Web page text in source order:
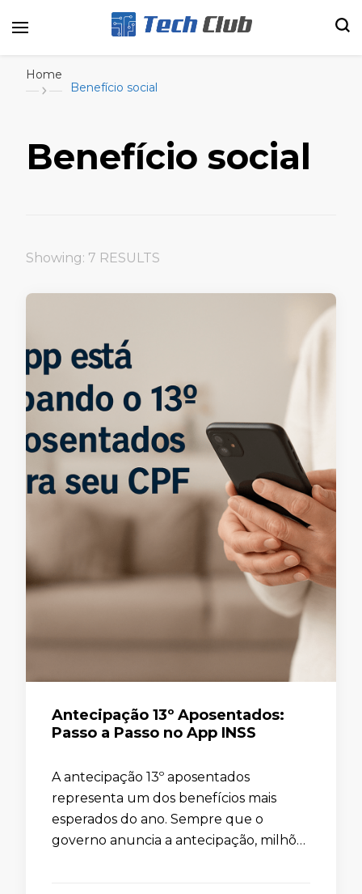
Home
Benefício social
Benefício social
Showing: 7 RESULTS
Antecipação 13º Aposentados:
Passo a Passo no App INSS
A antecipação 13º aposentados
representa um dos benefícios mais
esperados do ano. Sempre que o
governo anuncia a antecipação, milhões